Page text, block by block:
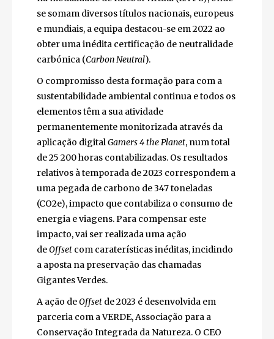
se somam diversos títulos nacionais, europeus
e mundiais, a equipa destacou-se em 2022 ao
obter uma inédita certificação de neutralidade
carbónica (Carbon Neutral).
O compromisso desta formação para com a
sustentabilidade ambiental continua e todos os
elementos têm a sua atividade
permanentemente monitorizada através da
aplicação digitalGamers 4 the Planet, num total
de 25 200 horas contabilizadas. Os resultados
relativos à temporada de 2023 correspondem a
uma pegada de carbono de 347 toneladas
(CO2e), impacto que contabiliza o consumo de
energia e viagens. Para compensar este
impacto, vai ser realizada uma ação
deOffset com caraterísticas inéditas, incidindo
a aposta na preservação das chamadas
Gigantes Verdes.
A ação deOffset de 2023 é desenvolvida em
parceria com a VERDE, Associação para a
Conservação Integrada da Natureza. O CEO